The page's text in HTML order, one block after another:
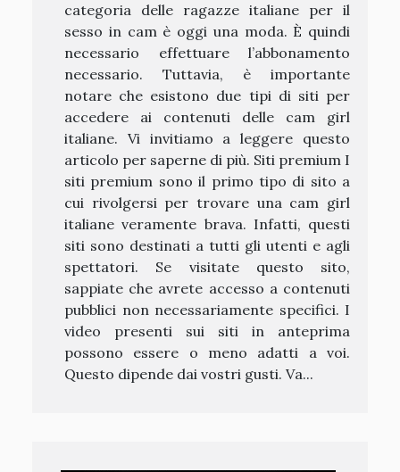
categoria delle ragazze italiane per il
sesso in cam è oggi una moda. È quindi
necessario effettuare l’abbonamento
necessario. Tuttavia, è importante
notare che esistono due tipi di siti per
accedere ai contenuti delle cam girl
italiane. Vi invitiamo a leggere questo
articolo per saperne di più. Siti premium I
siti premium sono il primo tipo di sito a
cui rivolgersi per trovare una cam girl
italiane veramente brava. Infatti, questi
siti sono destinati a tutti gli utenti e agli
spettatori. Se visitate questo sito,
sappiate che avrete accesso a contenuti
pubblici non necessariamente specifici. I
video presenti sui siti in anteprima
possono essere o meno adatti a voi.
Questo dipende dai vostri gusti. Va...